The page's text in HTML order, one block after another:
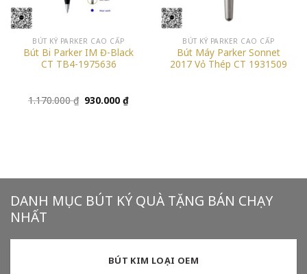
BÚT KÝ PARKER CAO CẤP
Bút Bi Parker IM Đ-Black
CT TB4-1975636
1.170.000₫ Giá
gốc
930.000₫Giá
BÚT KÝ PARKER CAO CẤP
Bút Máy Parker Sonnet
2017 Vỏ Thép CT 1931509
DANH MỤC BÚT KÝ QUÀ TẶNG BÁN CHẠY
NHẤT
BÚT KIM LOẠI OEM